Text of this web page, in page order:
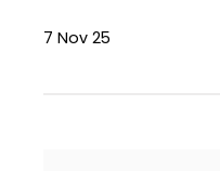
7 Nov 25